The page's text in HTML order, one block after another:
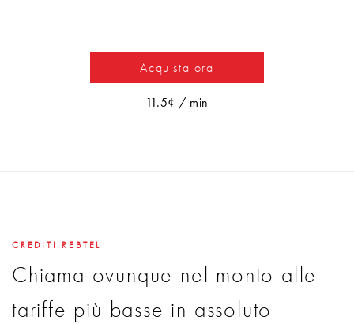
Acquista ora
11.5¢ / min
CREDITI REBTEL
Chiama ovunque nel monto alle
tariffe più basse in assoluto